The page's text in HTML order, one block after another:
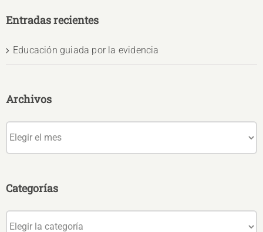
Entradas recientes
Educación guiada por la evidencia
Archivos
Categorías